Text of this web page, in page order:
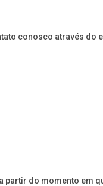
conosco através do
do momento em